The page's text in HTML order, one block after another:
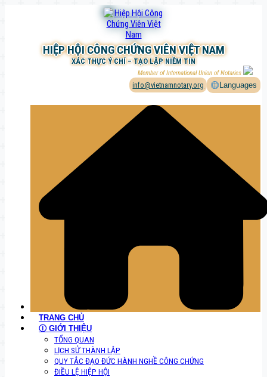
HIỆP HỘI CÔNG CHỨNG VIÊN VIỆT NAM
XÁC THỰC Ý CHÍ – TẠO LẬP NIỀM TIN
Member of International Union of Notaries
info@vietnamnotary.org Languages
TRANG CHỦ
Ⓘ GIỚI THIỆU
TỔNG QUAN
LỊCH SỬ THÀNH LẬP
QUY TẮC ĐẠO ĐỨC HÀNH NGHỀ CÔNG CHỨNG
ĐIỀU LỆ HIỆP HỘI